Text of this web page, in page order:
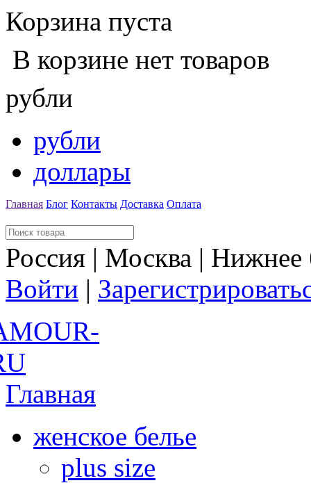
Корзина пуста
В корзине нет товаров
рубли
рубли
доллары
Главная Блог Контакты Доставка Оплата
Россия | Москва |
Войти |
Главная
женское белье
plus size